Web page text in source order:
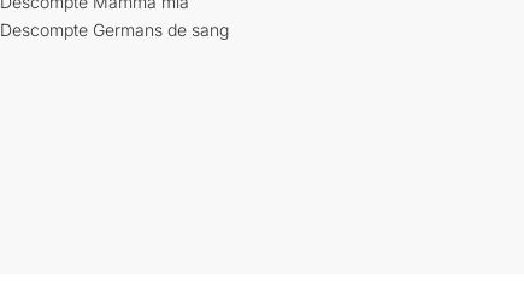
Descompte Germans de sang